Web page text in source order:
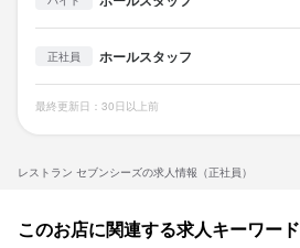
レストラン セブンシーズの求人情報（正社員）
正社員 ホールスタッフ
最終更新日：30日以上前
このお店に関連する求人キーワード